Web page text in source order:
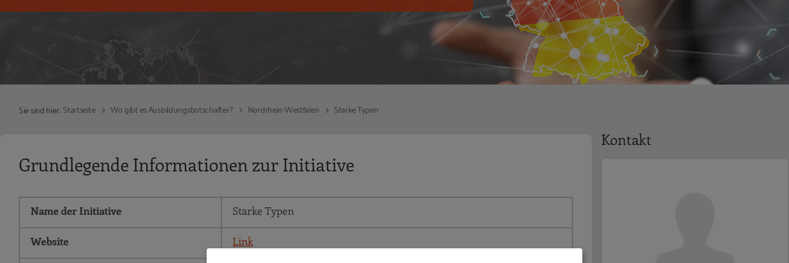
Sie sind hier: Startseite Wo gibt es Ausbildungsbotschafter? Nordrhein-Westfalen Starke Typen
Grundlegende Informationen zur Initiative
Name der Initiative Starke Typen
Website Link
Kontakt